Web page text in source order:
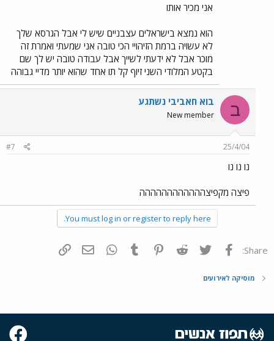
אני מכיר אותו
הוא נמצא בישראלים עצבניים שיש לי אבל הגרסא שלך
לא עשויה ברמת הזיהויי הכי טובה אני שמעתי ואמרת זה
מוכר אבל לא ידעתי לשייך אבל עבודה טובה יש לך שם
בקטע המלודי השני זיוף קל תו אחד שהוא יותר מדיי גבוהה
ב בוא חאביבי נשתגע
New member
25/4/04
#7
נו נו נו
פיצה מקפיצהההההההההההה
You must log in or register to reply here.
Share: פייסבוק Twitter
Reddit
Pinterest
Tumblr
WhatsAppדואר אלקטרוני
מוסיקה לאירועים